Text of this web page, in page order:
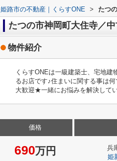
姫路市の不動産｜くらすONE > たつ
たつの市神岡町大住寺／
物件紹介
くらすONEは一級建築士、宅地
るお店です♪住まいに関する事は
大歓迎★一緒にお悩みを解決して
価格
690万円 兵
姫